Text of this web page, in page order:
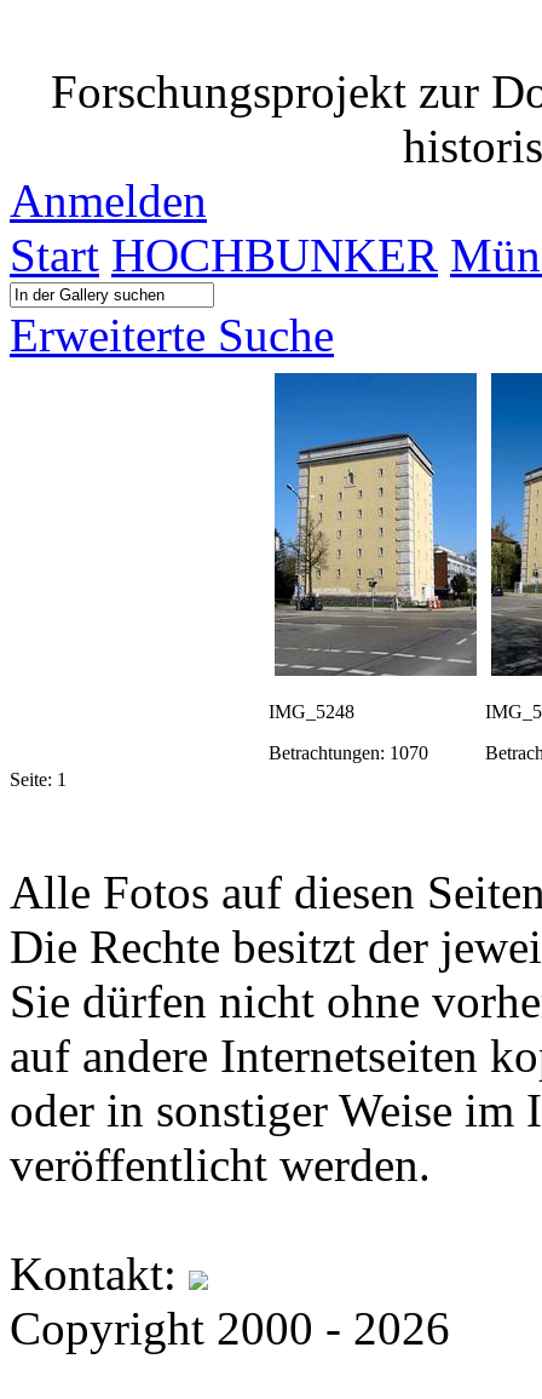
Forschungsprojekt zur
Anmelden
Start HOCHBUNKER
Erweiterte Suche
IMG_5248
Betrachtungen: 1070
Seite: 1
Alle Fotos auf diesen
Die Rechte besitzt der
Sie dürfen nicht ohne
auf andere Internetseiten
oder in sonstiger Weise im
veröffentlicht werden.
Kontakt:
Copyright 2000 - 2026